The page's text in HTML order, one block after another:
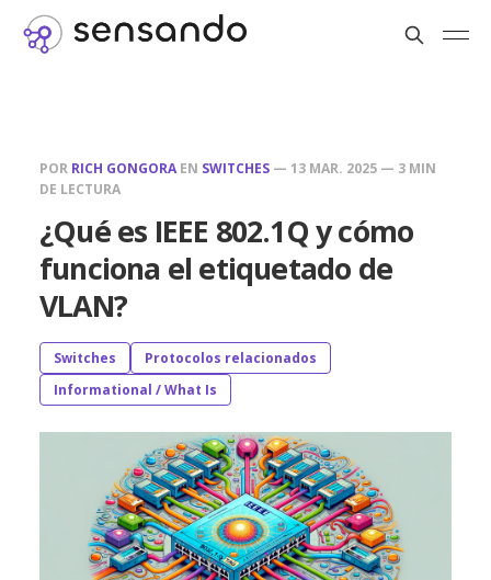
POR RICH GONGORA EN SWITCHES — 13 MAR. 2025 — 3 MIN
DE LECTURA
¿Qué es IEEE 802.1Q y cómo
funciona el etiquetado de
VLAN?
Switches
Protocolos relacionados
Informational / What Is